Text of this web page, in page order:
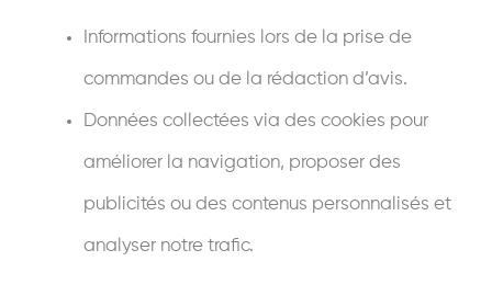
Informations fournies lors de la prise de
commandes ou de la rédaction d’avis.
Données collectées via des cookies pour
améliorer la navigation, proposer des
publicités ou des contenus personnalisés et
analyser notre trafic.